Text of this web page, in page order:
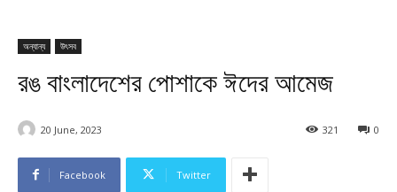
অন্যান্য উৎসব
রঙ বাংলাদেশের পোশাকে ঈদের আমেজ
20 June, 2023 0
321
Facebook Twitter